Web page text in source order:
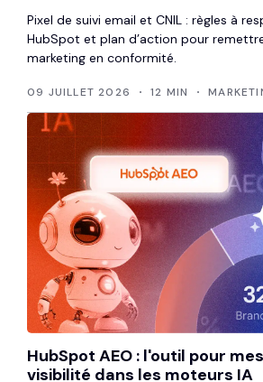
Pixel de suivi email et CNIL : règles à
HubSpot et plan d’action pour
marketing en conformité.
09 JUILLET 2026 12 MIN
HubSpot AEO : l'outil pour
visibilité dans les moteurs IA